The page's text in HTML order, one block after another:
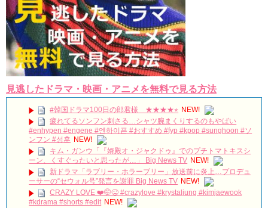
見逃したドラマ・映画・アニメを無料で見る方法
#韓国ドラマ100日の郎君様 ★★★★⭐︎ NEW!
疲れてるソンフン刺さる…シャツ腕まくりするのもやばい
#enhypen #engene #엔하이픈 #おすすめ #fyp #kpop #sunghoon #ソ
ンフン #성훈 NEW!
キム・ガンウ「『婿殿オ・ジャクドゥ』でのプチトマトキスシ
ーン、くすぐったいと思ったが…」 Big News TV NEW!
新ドラマ「ラブリー・ホラーブリー」放送前に炎上…プロデュ
ーサーの“セウォル号”発言を謝罪 Big News TV NEW!
CRAZY LOVE ❤️🤭😜 #crazylove #krystaljung #kimjaewook
#kdrama #shorts #edit NEW!